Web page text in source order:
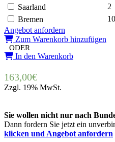
Saarland
2
Bremen
10
Angebot anfordern
Zum Warenkorb hinzufügen
ODER
In den Warenkorb
163,00€
Zzgl. 19% MwSt.
Sie wollen nicht nur nach
Dann fordern Sie jetzt ein
klicken und Angebot anfordern